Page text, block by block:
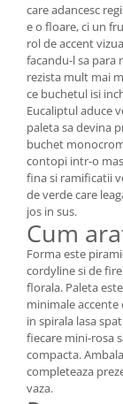
care adancesc
e o floare, ci un
rol de accent
facandu-l sa para
rezista mult mai
ce buchetul isi
Eucaliptul aduce
paleta sa devina
buchet
contopi intr-o
fina si ramificatii
de verde care
jos in sus.
Cum
Forma este
cordyline si de
florala. Paleta
minimale accente
in spirala lasa
fiecare mini-rosa
compacta.
completeaza
vaza.